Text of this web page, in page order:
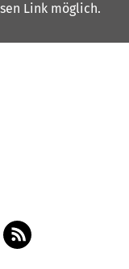
Link möglich.